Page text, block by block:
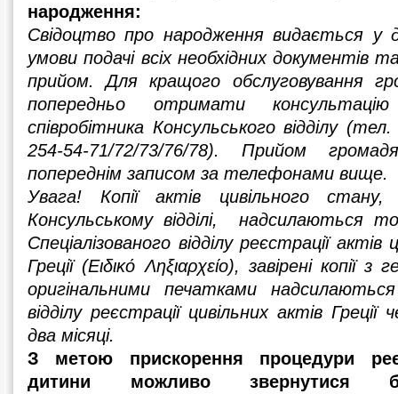
народження:
Свідоцтво про народження видається у
умови подачі всіх необхідних документів
прийом. Для кращого обслуговування
попередньо отримати консультацію
співробітника Консульського відділу
254-54-71/72/73/76/78). Прийом
попереднім записом за телефонами вище.
Увага! Копії актів цивільного
Консульському відділі, надсилаються
Спеціалізованого відділу реєстрації
Греції (Ειδικό Ληξιαρχείο), завірені копії
оригінальними печатками надсилаються
відділу реєстрації цивільних актів
два місяці.
З метою прискорення процедури
дитини можливо звернутися